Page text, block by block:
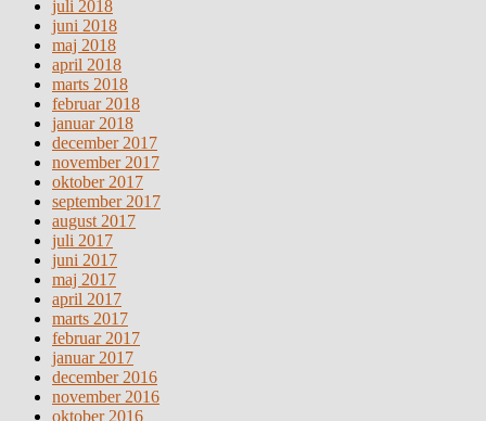
juli 2018
juni 2018
maj 2018
april 2018
marts 2018
februar 2018
januar 2018
december 2017
november 2017
oktober 2017
september 2017
august 2017
juli 2017
juni 2017
maj 2017
april 2017
marts 2017
februar 2017
januar 2017
december 2016
november 2016
oktober 2016